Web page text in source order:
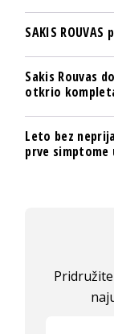
SAKIS
Sakis Rouvas
otkrio
Leto bez
prve